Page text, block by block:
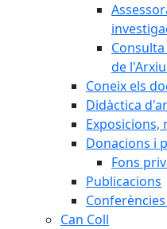
de
Coneix els
Didàctica
Exposicions,
Donacions i
Fons
Publicacions
Can Coll